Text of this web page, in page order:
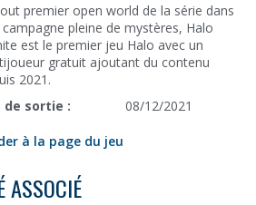
premier open world de la série dans
pleine de mystères, Halo
est le premier jeu Halo avec un
gratuit ajoutant du contenu
2021.
de sortie :
08/12/2021
à la page du jeu
ASSOCIÉ